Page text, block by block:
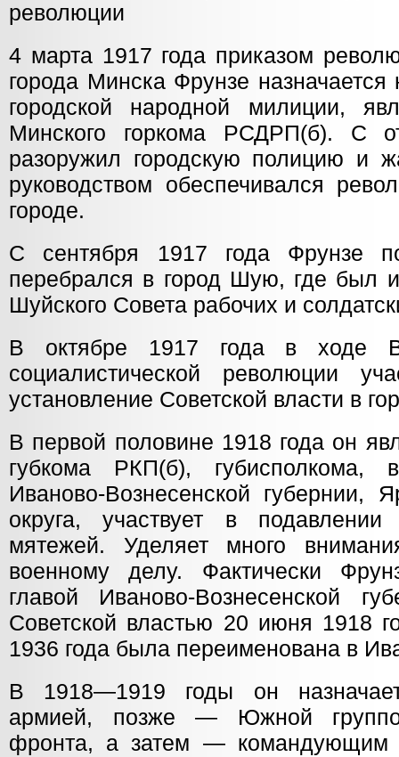
революции
4 марта 1917 года приказом
города Минска Фрунзе
городской народной милиции,
Минского горкома РСДРП(б). С
разоружил городскую полицию и
руководством обеспечивался
городе.
С сентября 1917 года Фрунзе
перебрался в город Шую, где был
Шуйского Совета рабочих и
В октябре 1917 года в ходе
социалистической революции
установление Советской власти в
В первой половине 1918 года он
губкома РКП(б), губисполкома,
Иваново-Вознесенской губернии,
округа, участвует в подавлении
мятежей. Уделяет много
военному делу. Фактически
главой Иваново-Вознесенской
Советской властью 20 июня 1918
1936 года была переименована в
В 1918—1919 годы он
армией, позже — Южной
фронта, а затем — командующим